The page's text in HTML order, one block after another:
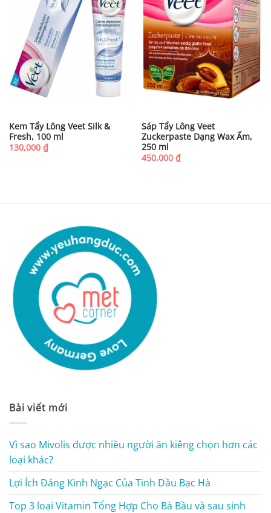
Kem Tẩy Lông Veet Silk &
Fresh, 100 ml
130,000 ₫
Sáp Tẩy Lông Veet
Zuckerpaste Dạng Wax Ấm,
250 ml
450,000 ₫
Bài viết mới
Vì sao Mivolis được nhiều người ăn kiêng chọn hơn các
loại khác?
Lợi Ích Đáng Kinh Ngạc Của Tinh Dầu Bạc Hà
Top 3 loại Vitamin Tổng Hợp Cho Bà Bầu và sau sinh